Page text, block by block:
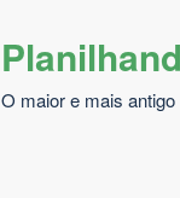
O maior e mais